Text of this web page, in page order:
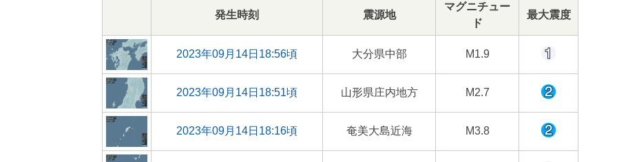
発生時刻 震源地
マグニチュー
ド
最大震度
2023年09月14日18:56頃 大分県中部 M1.9
2023年09月14日18:51頃 山形県庄内地方 M2.7
2023年09月14日18:16頃 奄美大島近海 M3.8